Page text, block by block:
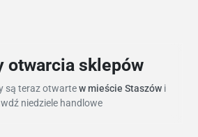
otwarcia sklepów
są teraz otwartew mieście Staszów i
niedziele handlowe